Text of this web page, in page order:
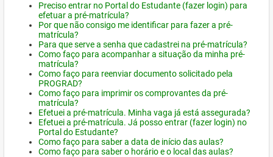
Preciso entrar no Portal do Estudante (fazer login) para
efetuar a pré-matrícula?
Por que não consigo me identificar para fazer a pré-
matrícula?
Para que serve a senha que cadastrei na pré-matrícula?
Como faço para acompanhar a situação da minha pré-
matrícula?
Como faço para reenviar documento solicitado pela
PROGRAD?
Como faço para imprimir os comprovantes da pré-
matrícula?
Efetuei a pré-matrícula. Minha vaga já está assegurada?
Efetuei a pré-matrícula. Já posso entrar (fazer login) no
Portal do Estudante?
Como faço para saber a data de início das aulas?
Como faço para saber o horário e o local das aulas?